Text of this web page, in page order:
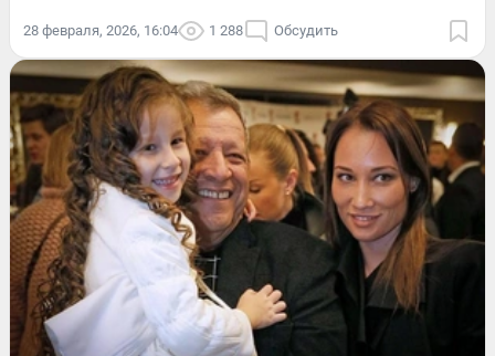
28 февраля, 2026, 16:04 1 288 Обсудить